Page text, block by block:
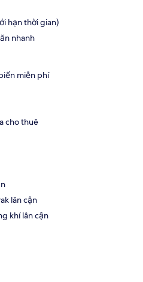
hạn thời gian)
nhanh
miễn phí
cho thuê
lân cận
khí lân cận